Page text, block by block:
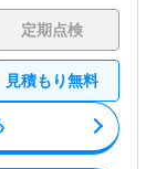
定期点検
見積もり無料